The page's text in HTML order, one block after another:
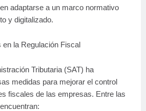
adaptarse a un marco normativo
y digitalizado.
la Regulación Fiscal
Tributaria (SAT) ha
medidas para mejorar el control
fiscales de las empresas. Entre las